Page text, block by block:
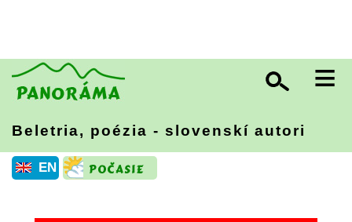
≡
Beletria, poézia - slovenskí autori
EN